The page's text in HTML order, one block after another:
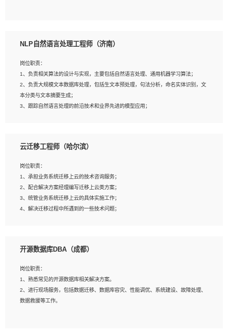
验的更佳；
3、熟悉数据库开发，熟悉Mysql、Oracle、MongoDb数据库应用开发其中一种；
4、熟悉Python Wed框架（Django/Flask...）代码能力优秀，熟悉编码规范和具备
良好的文档编写能力）；
5、沟通表达能力强，具备团队协作能力。
NLP自然语言处理工程师（济南）
岗位职责：
1、负责相关算法的设计与实现，主要包括自然语言处理、通用机器学习算法；
2、负责大规模文本数据库处理，包括生文本预处理，句法分析，命名实体识别，文
本分类与文本摘要生成；
3、跟踪自然语言处理的前沿技术和业界先进的模型应用；
岗位要求：
2、熟悉tensorflow，keras，pytorch等常规深度学习框架，快速根据客户需求实现
有效的模型；
3、熟悉掌握至少一种编程语言，如：Python，Java；
4、 熟悉NLP相关算法与实现；
5、至少有一次及以上问答系统的项目实践，熟悉问答系统全流程开发者优先；
云迁移工程师（哈尔滨）
岗位职责：
1、承担业务系统迁移上云的技术咨询服务；
2、配合解决方案经理编写迁移上云类方案；
3、统管业务系统迁移上云的具体实施工作；
4、解决迁移过程中所遇到的一些技术问题；
1、专科及以上学历，三年以上工作经验，计算机等相关专业；
3、熟悉常见操作系统、存储、网络、 IO 等相关原理；
4、具有迁移工具实操经验，具备P2V、V2V迁移能力；
5、熟练华为、VMware虚拟化、云计算及云存储技术；
6、熟悉主流数据库、应用服务器、中间件部署架构和运维方法；
开源数据库DBA（成都）
岗位职责：
1、熟悉常见的开源数据库相关解决方案。
2、进行现场服务，包括数据迁移、数据库容灾、性能调优、系统建设、故障处理、
数据救援等工作。